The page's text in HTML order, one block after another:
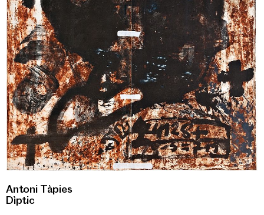
Antoni Tàpies
Dìptic